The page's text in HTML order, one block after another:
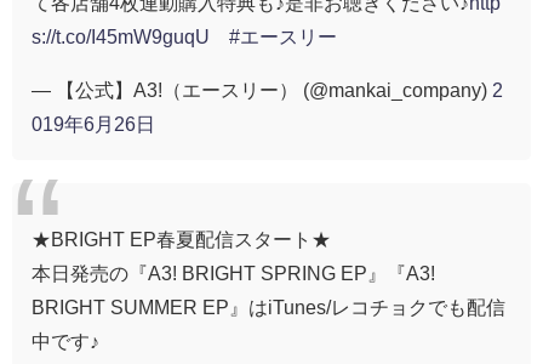
s://t.co/I45mW9guqU
#エースリー
— 【公式】A3!（エースリー） (@mankai_company) 2
019年6月26日
★BRIGHT EP春夏配信スタート★
本日発売の『A3! BRIGHT SPRING EP』『A3!
BRIGHT SUMMER EP』はiTunes/レコチョクでも配信
中です♪